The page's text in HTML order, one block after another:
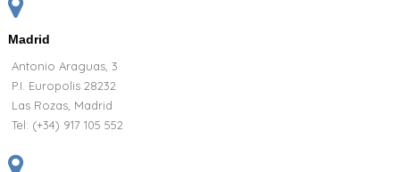
Madrid
Antonio Araguas, 3
P.I. Europolis 28232
Las Rozas, Madrid
Tel: (+34) 917 105 552